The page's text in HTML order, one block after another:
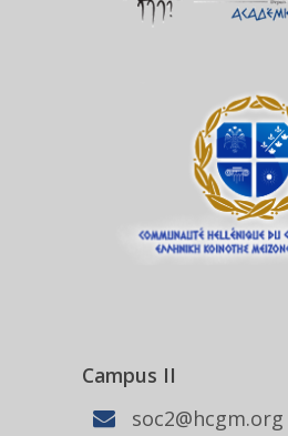
Campus II
soc2@hcgm.org